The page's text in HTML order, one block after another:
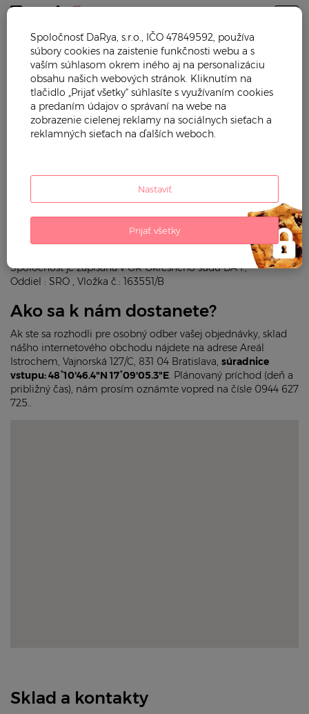
Trendy mama Kontakt
Kontakt
Katkyn, s.r.o.
831 02 Bratislava - mestská časť Nové Mesto,
IČO: 54 684 790,DIČ: 2121813067, IČ DPH: SK2121813067
: Areál Istrochem, Vajnorská 127/C, 831 04
Bratislava –
Spoločnosť je zapísana v OR Okresného sudu BA I.,
Oddiel : SRO , Vložka č.: 163551/B
Ako sa k nám dostanete?
Ak ste sa rozhodli pre osobný odber vašej objednávky, sklad
nášho internetového obchodu nájdete na adrese Areál
Istrochem, Vajnorská 127/C, 831 04 Bratislava, súradnice
vstupu: 48°10'46.4"N 17°09'05.3"E. Plánovaný príchod (deň a
približný čas), nám prosím oznámte vopred na čísle 0944 627
725..
Sklad a kontakty
Spoločnosť DaRya, s.r.o., IČO 47849592, používa
súbory cookies na zaistenie funkčnosti webu a s
vaším súhlasom okrem iného aj na personalizáciu
obsahu našich webových stránok. Kliknutím na
tlačidlo „Prijať všetky“ súhlasíte s využívaním cookies
a predaním údajov o správaní na webe na
zobrazenie cielenej reklamy na sociálnych sieťach a
reklamných sieťach na ďalších weboch.
Nastaviť
Prijať všetky